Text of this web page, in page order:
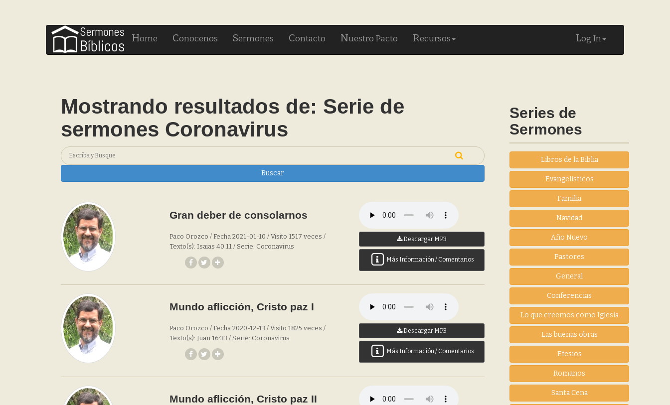
Log In
Home Conocenos Sermones Contacto Nuestro Pacto Recursos
Mostrando resultados de: Serie de
sermones Coronavirus
Buscar
Gran deber de consolarnos
Paco Orozco / Fecha 2021-01-10 / Visito 1517 veces /
Texto(s): Isaias 40:11 / Serie: Coronavirus
Descargar MP3
Más Información / Comentarios
Mundo aflicción, Cristo paz I
Paco Orozco / Fecha 2020-12-13 / Visito 1825 veces /
Texto(s): Juan 16:33 / Serie: Coronavirus
Descargar MP3
Más Información / Comentarios
Mundo aflicción, Cristo paz II
Series de
Sermones
Libros de la Biblia
Evangelisticos
Familia
Navidad
Año Nuevo
Pastores
General
Conferencias
Lo que creemos como Iglesia
Las buenas obras
Efesios
Romanos
Santa Cena